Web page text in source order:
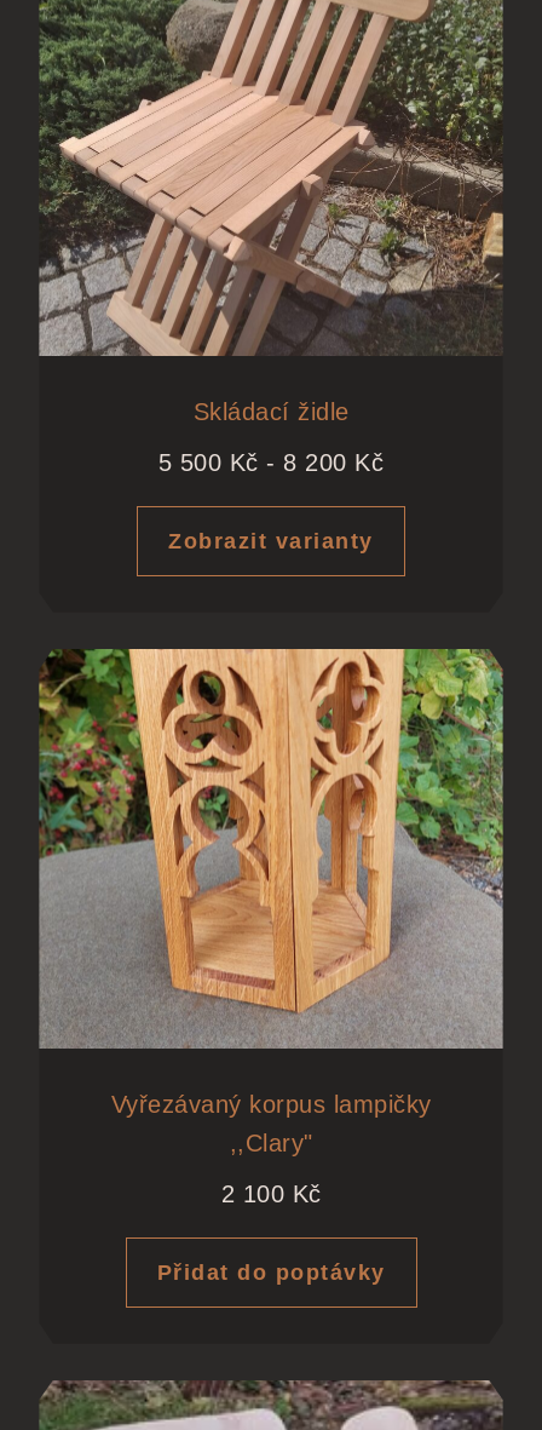
Skládací židle
5 500 Kč - 8 200 Kč
Zobrazit varianty
Vyřezávaný korpus lampičky
,,Clary"
2 100 Kč
Přidat do poptávky